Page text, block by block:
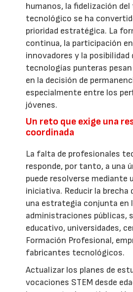
humanos, la fidelización
tecnológico se ha
prioridad estratégica. La
continua, la participación
innovadores y la posibilidad
tecnologías punteras
en la decisión de
especialmente entre los
jóvenes.
Un reto que exige una
coordinada
La falta de profesionales
responde, por tanto, a una
puede resolverse mediante
iniciativa. Reducir la brecha
una estrategia conjunta en
administraciones públicas,
educativo, universidades,
Formación Profesional,
fabricantes tecnológicos.
Actualizar los planes de
vocaciones STEM desde